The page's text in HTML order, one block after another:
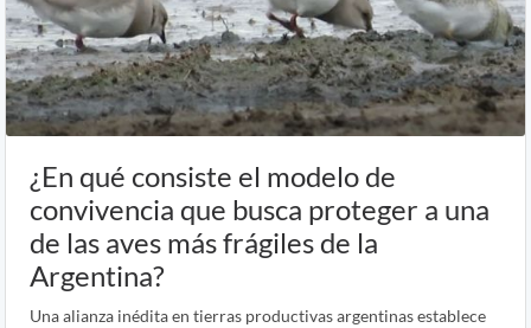
¿En qué consiste el modelo de
convivencia que busca proteger a una
de las aves más frágiles de la
Argentina?
Una alianza inédita en tierras productivas argentinas establece